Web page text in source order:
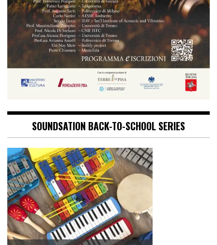
SOUNDSATION BACK-TO-SCHOOL SERIES